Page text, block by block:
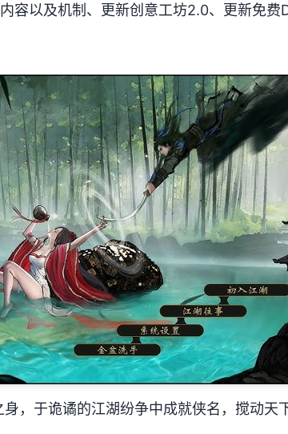
容以及机制、更新创意工坊2.0、更新免费
，于诡谲的江湖纷争中成就侠名，搅动天